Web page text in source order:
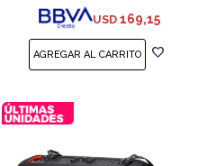
USD 169,15